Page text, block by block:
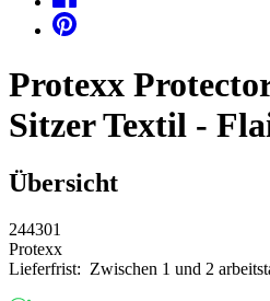
Protexx
Sitzer Textil -
Übersicht
244301
Protexx
Lieferfrist: Zwischen 1 und 2